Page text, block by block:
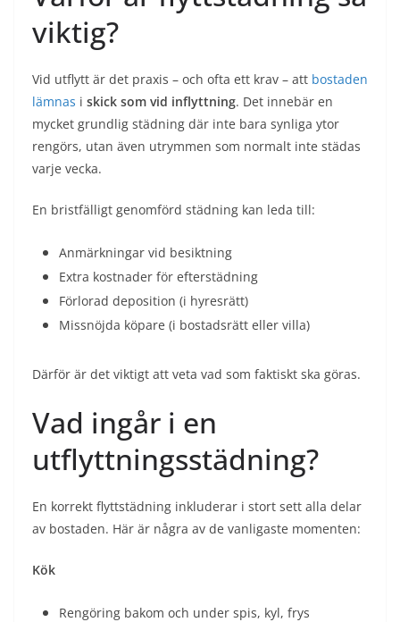
viktig?
Vid utflytt är det praxis – och ofta ett krav – att bostaden
lämnas i skick som vid inflyttning. Det innebär en
mycket grundlig städning där inte bara synliga ytor
rengörs, utan även utrymmen som normalt inte städas
varje vecka.
En bristfälligt genomförd städning kan leda till:
Anmärkningar vid besiktning
Extra kostnader för efterstädning
Förlorad deposition (i hyresrätt)
Missnöjda köpare (i bostadsrätt eller villa)
Därför är det viktigt att veta vad som faktiskt ska göras.
Vad ingår i en
utflyttningsstädning?
En korrekt flyttstädning inkluderar i stort sett alla delar
av bostaden. Här är några av de vanligaste momenten:
Kök
Rengöring bakom och under spis, kyl, frys